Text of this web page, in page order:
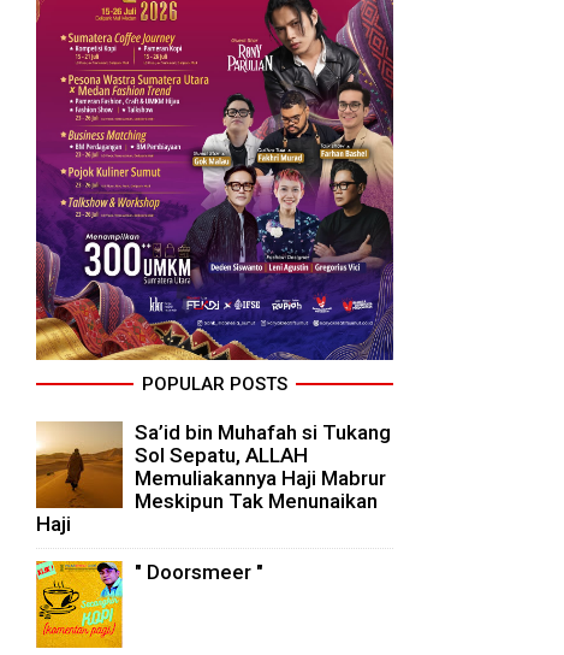
POPULAR POSTS
Sa’id bin Muhafah si Tukang
Sol Sepatu, ALLAH
Memuliakannya Haji Mabrur
Meskipun Tak Menunaikan
Haji
" Doorsmeer "